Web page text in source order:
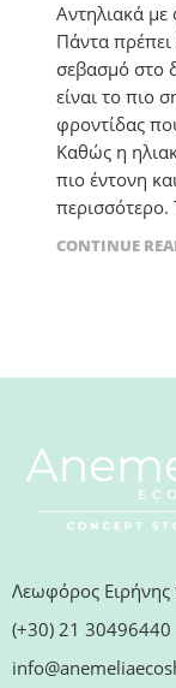
Αντηλιακά με
Πάντα πρέπει
σεβασμό στο
είναι το πιο
φροντίδας
Καθώς η
πιο έντονη
περισσότερο.
CONTINUE
Λεωφόρος
(+30) 21 30496440